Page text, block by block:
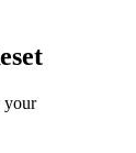
your